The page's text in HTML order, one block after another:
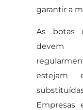
garantir a
As botas
devem
estejam
Empresas